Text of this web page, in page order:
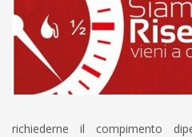
richiederne il compimento